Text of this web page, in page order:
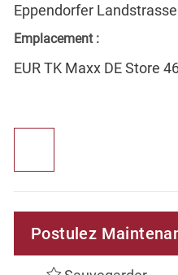
Eppendorfer
Emplacement :
EUR TK Maxx DE Store
Postulez